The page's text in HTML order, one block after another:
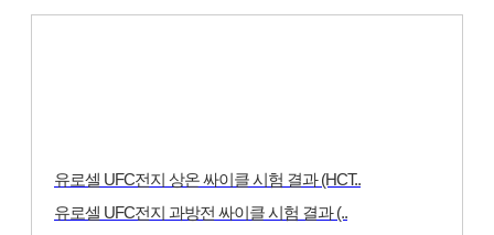
유로셀 UFC전지 상온 싸이클 시험 결과 (HCT..
유로셀 UFC전지 과방전 싸이클 시험 결과 (..